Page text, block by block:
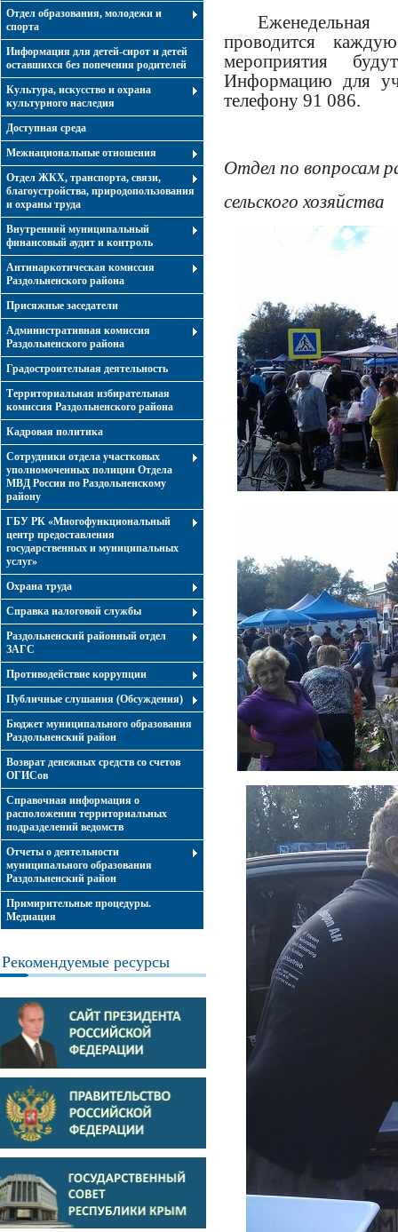
Отдел образования, молодежи и
спорта
Информация для детей-сирот и детей
оставшихся без попечения родителей
Культура, искусство и охрана
культурного наследия
Доступная среда
Межнациональные отношения
Отдел ЖКХ, транспорта, связи,
благоустройства, природопользования
и охраны труда
Внутренний муниципальный
финансовый аудит и контроль
Антинаркотическая комиссия
Раздольненского района
Присяжные заседатели
Административная комиссия
Раздольненского района
Градостроительная деятельность
Территориальная избирательная
комиссия Раздольненского района
Кадровая политика
Сотрудники отдела участковых
уполномоченных полиции Отдела
МВД России по Раздольненскому
району
ГБУ РК «Многофункциональный
центр предоставления
государственных и муниципальных
услуг»
Охрана труда
Справка налоговой службы
Раздольненский районный отдел
ЗАГС
Противодействие коррупции
Публичные слушания (Обсуждения)
Бюджет муниципального образования
Раздольненский район
Возврат денежных средств со счетов
ОГИСов
Справочная информация о
расположении территориальных
подразделений ведомств
Отчеты о деятельности
муниципального образования
Раздольненский район
Примирительные процедуры.
Медиация
Рекомендуемые ресурсы
Еженедельная
проводится
мероприятия
Информацию для
телефону 91 086.
Отдел по вопросам
сельского хозяйства